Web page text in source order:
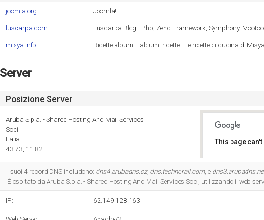
joomla.org Joomla!
luscarpa.com Luscarpa Blog - Php, Zend Framework, Symphony,
misya.info Ricette albumi - albumi ricette - Le ricette di cucina di Misya
Server
Posizione Server
Aruba S.p.a. - Shared Hosting And Mail Services
Soci
Italia
43.73, 11.82
This page
I suoi 4 record DNS includono: dns4.arubadns.cz, dns.technorail.com, e
È ospitato da Aruba S.p.a. - Shared Hosting And Mail Services Soci, utilizzando il web
IP: 62.149.128.163